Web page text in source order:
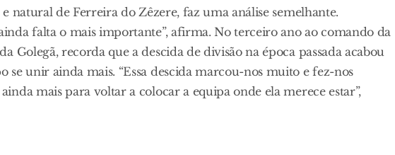
natural de Ferreira do Zêzere, faz uma análise semelhante.
falta o mais importante”, afirma. No terceiro ano ao comando da
Golegã, recorda que a descida de divisão na época passada acabou
unir ainda mais. “Essa descida marcou-nos muito e fez-nos
mais para voltar a colocar a equipa onde ela merece estar”,